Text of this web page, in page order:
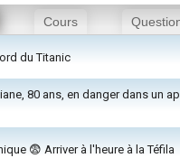
Cours
du Titanic
80 ans, en danger dans un
😨 Arriver à l'heure à la Téfila